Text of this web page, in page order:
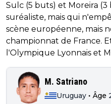
Sulc (5 buts) et Moreira
suréaliste, mais qui
scène européenne, mais
championnat de France.
l'Olympique Lyonnais et
M. Satriano
Uruguay • Âge